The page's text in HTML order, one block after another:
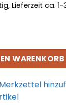
Lieferzeit ca. 1-
Menge
WARENKORB